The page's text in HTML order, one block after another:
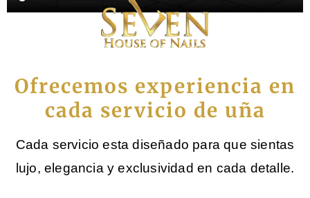
Ofrecemos experiencia en
cada servicio de uña
Cada servicio esta diseñado para que sientas
lujo, elegancia y exclusividad en cada detalle.